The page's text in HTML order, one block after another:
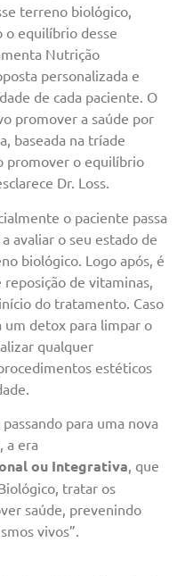
terreno biológico,
o equilíbrio desse
Nutrição
personalizada e
de cada paciente. O
promover a saúde por
baseada na tríade
promover o equilíbrio
Dr. Loss.
o paciente passa
avaliar o seu estado de
biológico. Logo após, é
de vitaminas,
do tratamento. Caso
um detox para limpar o
qualquer
estéticos
para uma nova
a era
ou Integrativa, que
tratar os
saúde, prevenindo
vivos”.